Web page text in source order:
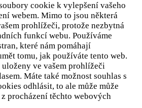
cookie k vylepšení vašeho
webem. Mimo to jsou některá
prohlížeči, protože nezbytná
funkcí webu. Používáme
které nám pomáhají
tomu, jak používáte tento web.
ve vašem prohlížeči
Máte také možnost souhlas s
odhlásit, to ale může může
procházení těchto webových